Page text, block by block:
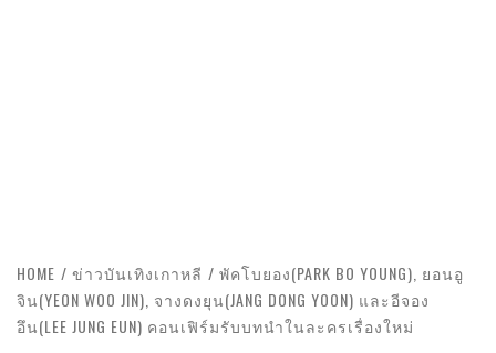
HOME ข่าวบันเทิงเกาหลี
พัคโบยอง(PARK BO YOUNG), ยอนอู
จิน(YEON WOO JIN), จางดงยุน(JANG DONG YOON) และอีจอง
อึน(LEE JUNG EUN) คอนเฟิร์มรับบทนำในละครเรื่องใหม่